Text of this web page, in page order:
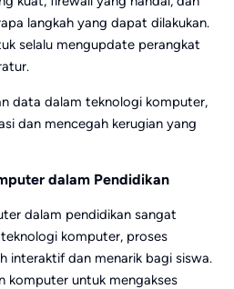
langkah yang dapat dilakukan.
selalu mengupdate perangkat
data dalam teknologi komputer,
dan mencegah kerugian yang
dalam Pendidikan
dalam pendidikan sangat
komputer, proses
interaktif dan menarik bagi siswa.
komputer untuk mengakses